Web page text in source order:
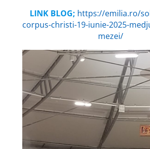
LINK BLOG; https://emilia.ro/
corpus-christi-19-iunie-2025-
mezei/